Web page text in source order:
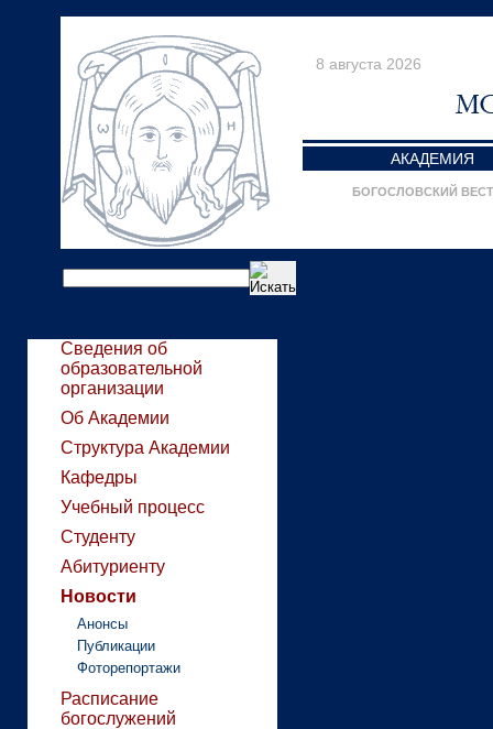
8 августа 2026
АКАДЕМИЯ
БОГОСЛОВСКИЙ
Сведения об
образовательной
организации
Об Академии
Структура Академии
Кафедры
Учебный процесс
Студенту
Абитуриенту
Новости
Анонсы
Публикации
Фоторепортажи
Расписание
богослужений